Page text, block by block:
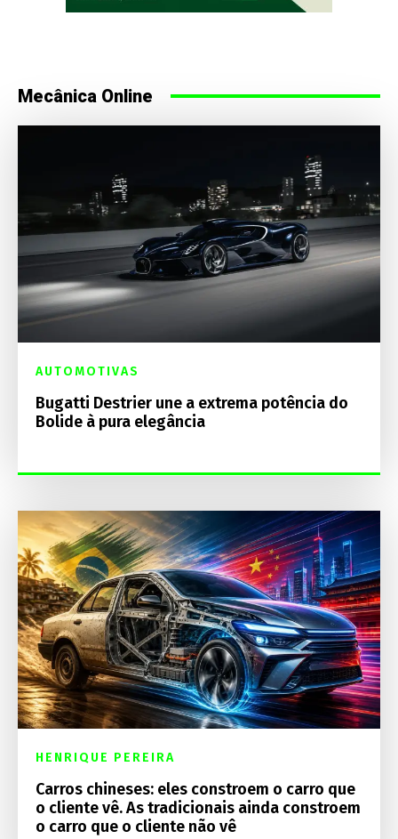
Mecânica Online
AUTOMOTIVAS
Bugatti Destrier une a extrema potência do
Bolide à pura elegância
HENRIQUE PEREIRA
Carros chineses: eles constroem o carro que
o cliente vê. As tradicionais ainda constroem
o carro que o cliente não vê